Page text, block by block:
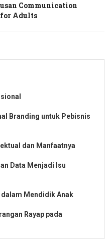
Communication
for Adults
Branding untuk Pebisnis
dan Manfaatnya
Data Menjadi Isu
dalam Mendidik Anak
Rayap pada